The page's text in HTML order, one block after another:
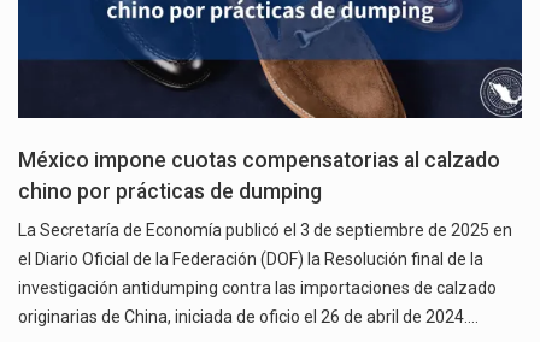
México impone cuotas compensatorias al calzado
chino por prácticas de dumping
La Secretaría de Economía publicó el 3 de septiembre de 2025 en
el Diario Oficial de la Federación (DOF) la Resolución final de la
investigación antidumping contra las importaciones de calzado
originarias de China, iniciada de oficio el 26 de abril de 2024.…